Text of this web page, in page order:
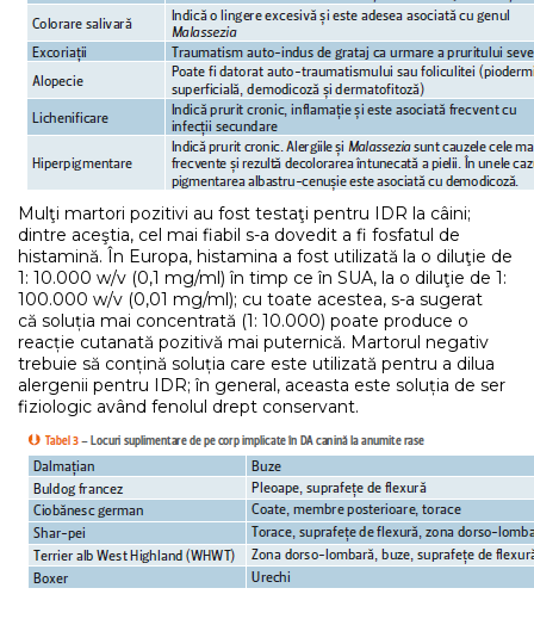
Mulţi martori pozitivi au fost testaţi pentru IDR la câini;
dintre aceştia, cel mai fiabil s-a dovedit a fi fosfatul de
histamină. În Europa, histamina a fost utilizată la o diluţie de
1: 10.000 w/v (0,1 mg/ml) în timp ce în SUA, la o diluţie de 1:
100.000 w/v (0,01 mg/ml); cu toate acestea, s-a sugerat
că soluția mai concentrată (1: 10.000) poate produce o
reacție cutanată pozitivă mai puternică. Martorul negativ
trebuie să conțină soluția care este utilizată pentru a dilua
alergenii pentru IDR; în general, aceasta este soluția de ser
fiziologic având fenolul drept conservant.